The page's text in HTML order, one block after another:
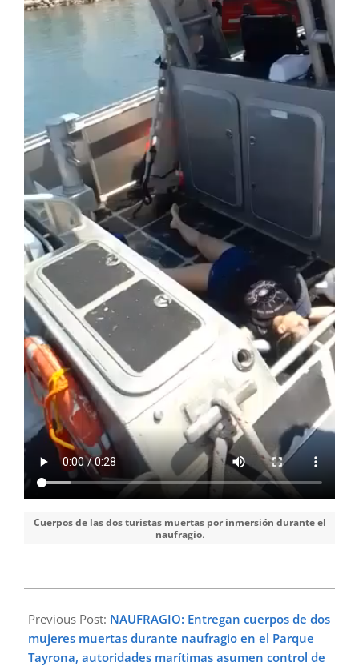
Cuerpos de las dos turistas muertas por inmersión durante el
naufragio.
03-
07
Previous Post: NAUFRAGIO: Entregan cuerpos de dos
mujeres muertas durante naufragio en el Parque
Tayrona, autoridades marítimas asumen control de